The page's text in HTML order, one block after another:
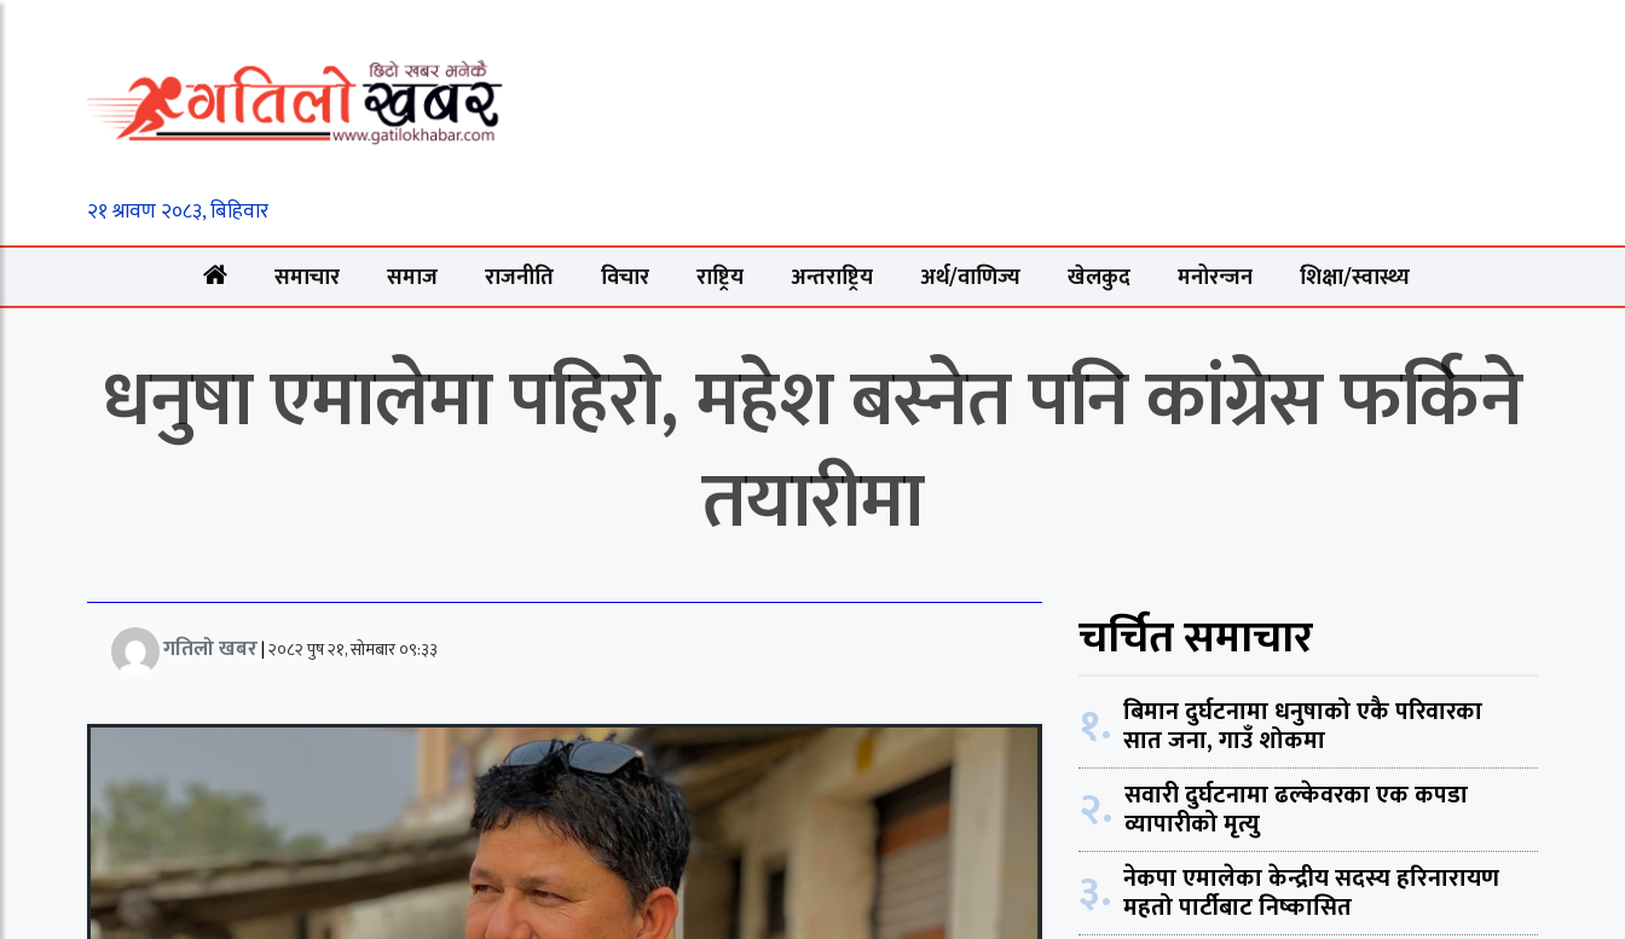
समाचार समाज राजनीति विचार राष्ट्रिय अन्तराष्ट्रिय अर्थ/वाणिज्य खेलकुद मनोरन्जन शिक्षा/स्वास्थ्य
धनुषा एमालेमा पहिरो, महेश बस्नेत पनि कांग्रेस फर्किने
तयारीमा
गतिलो खबर|२०८२ पुष २१, सोमबार ०९:३३ चर्चित समाचार
१. बिमान दुर्घटनामा धनुषाको एकै परिवारका
सात जना, गाउँ शोकमा
२. सवारी दुर्घटनामा ढल्केवरका एक कपडा
व्यापारीको मृत्यु
३. नेकपा एमालेका केन्द्रीय सदस्य हरिनारायण
महतो पार्टीबाट निष्कासित